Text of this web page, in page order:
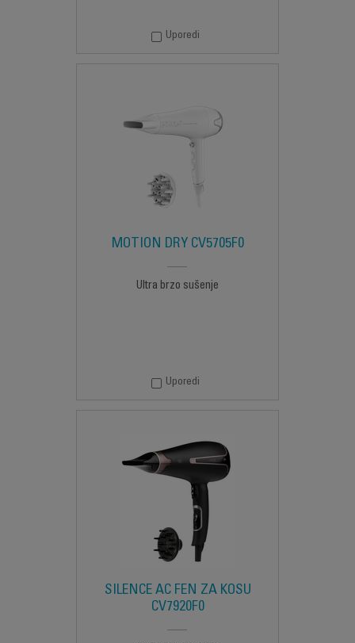
Uporedi
MOTION DRY CV5705F0
Ultra brzo sušenje
Uporedi
SILENCE AC FEN ZA KOSU
CV7920F0